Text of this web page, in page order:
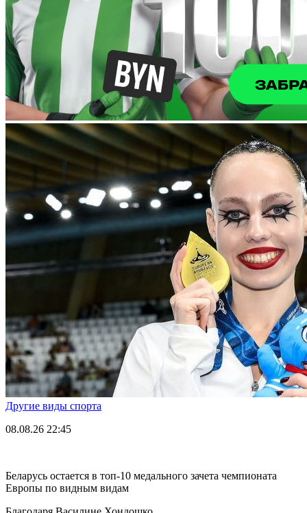
Другие виды спорта
08.08.26 22:45
Беларусь остается в топ-10 медального зачета чемпионата
Европы по видным видам